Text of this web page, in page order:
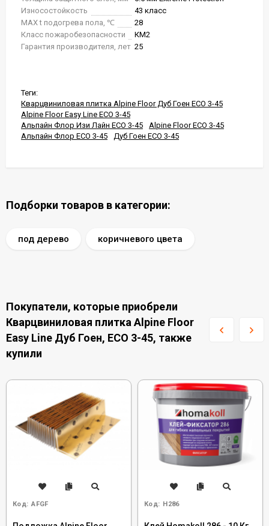
Износостойкость
43 класс
MAX t подогрева пола, ℃
28
Класс пожаробезопасности
КМ2
Гарантия производителя, лет 25
Теги:
Кварцвиниловая плитка Alpine Floor Дуб Гоен ЕСО 3-45
Alpine Floor Easy Line ЕСО 3-45
Альпайн Флор Изи Лайн ЕСО 3-45
Alpine Floor ЕСО 3-45
Альпайн Флор ЕСО 3-45
Дуб Гоен ЕСО 3-45
Подборки товаров в категории:
под дерево коричневого цвета
Покупатели, которые приобрели
Кварцвиниловая плитка Alpine Floor
Easy Line Дуб Гоен, ЕСО 3-45, также
купили
Код: AFGF Код: H286